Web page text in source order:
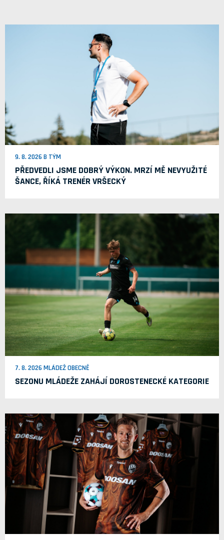
9. 8. 2026 B TÝM
PŘEDVEDLI JSME DOBRÝ VÝKON. MRZÍ MĚ NEVYUŽITÉ
ŠANCE, ŘÍKÁ TRENÉR VRŠECKÝ
7. 8. 2026 MLÁDEŽ OBECNĚ
SEZONU MLÁDEŽE ZAHÁJÍ DOROSTENECKÉ KATEGORIE